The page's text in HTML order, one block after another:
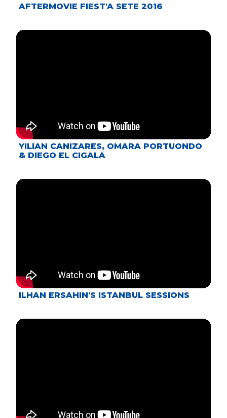
AFTERMOVIE FIEST'A SETE 2016
YILIAN CANIZARES, OMARA PORTUONDO
& DIEGO EL CIGALA
ILHAN ERSAHIN'S ISTANBUL SESSIONS